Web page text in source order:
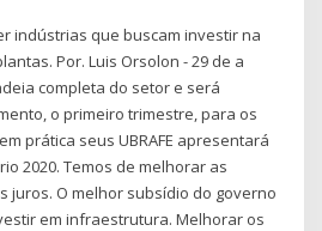
indústrias que buscam investir na
Por. Luis Orsolon - 29 de a
completa do setor e será
o primeiro trimestre, para os
prática seus UBRAFE apresentará
2020. Temos de melhorar as
juros. O melhor subsídio do governo
em infraestrutura. Melhorar os